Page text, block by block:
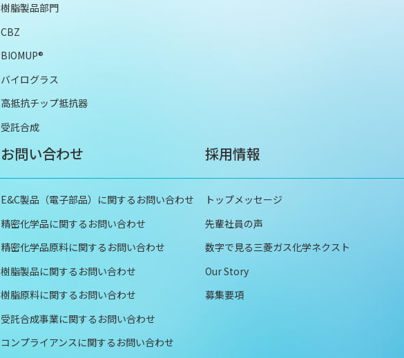
樹脂製品部門
CBZ
BIOMUP®
バイログラス
高抵抗チップ抵抗器
受託合成
お問い合わせ
E&C製品（電子部品）に関するお問い合わせ
精密化学品に関するお問い合わせ
精密化学品原料に関するお問い合わせ
樹脂製品に関するお問い合わせ
樹脂原料に関するお問い合わせ
受託合成事業に関するお問い合わせ
コンプライアンスに関するお問い合わせ
採用情報
トップメッセージ
先輩社員の声
数字で見る三菱ガス化学ネクスト
Our Story
募集要項